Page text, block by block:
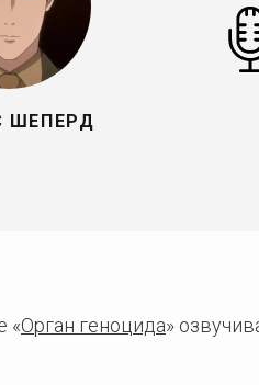
ШЕПЕРД
«Орган геноцида»